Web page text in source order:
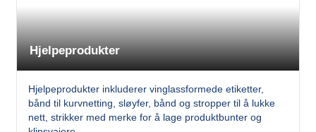
Hjelpeprodukter
Hjelpeprodukter inkluderer vinglassformede etiketter,
bånd til kurvnetting, sløyfer, bånd og stropper til å lukke
nett, strikker med merke for å lage produktbunter og